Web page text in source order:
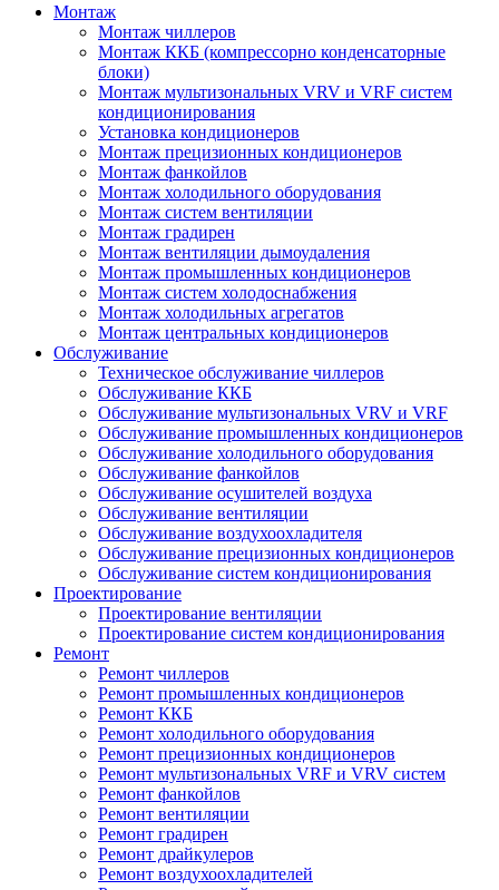
Монтаж
Монтаж чиллеров
Монтаж ККБ (компрессорно конденсаторные
блоки)
Монтаж мультизональных VRV и VRF систем
кондиционирования
Установка кондиционеров
Монтаж прецизионных кондиционеров
Монтаж фанкойлов
Монтаж холодильного оборудования
Монтаж систем вентиляции
Монтаж градирен
Монтаж вентиляции дымоудаления
Монтаж промышленных кондиционеров
Монтаж систем холодоснабжения
Монтаж холодильных агрегатов
Монтаж центральных кондиционеров
Обслуживание
Техническое обслуживание чиллеров
Обслуживание ККБ
Обслуживание мультизональных VRV и VRF
Обслуживание промышленных кондиционеров
Обслуживание холодильного оборудования
Обслуживание фанкойлов
Обслуживание осушителей воздуха
Обслуживание вентиляции
Обслуживание воздухоохладителя
Обслуживание прецизионных кондиционеров
Обслуживание систем кондиционирования
Проектирование
Проектирование вентиляции
Проектирование систем кондиционирования
Ремонт
Ремонт чиллеров
Ремонт промышленных кондиционеров
Ремонт ККБ
Ремонт холодильного оборудования
Ремонт прецизионных кондиционеров
Ремонт мультизональных VRF и VRV систем
Ремонт фанкойлов
Ремонт вентиляции
Ремонт градирен
Ремонт драйкулеров
Ремонт воздухоохладителей